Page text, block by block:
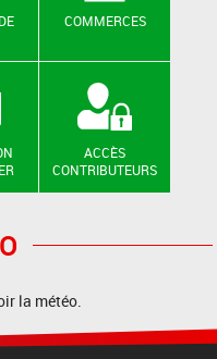
COMMERCES
ACCÈS
CONTRIBUTEURS
la météo.